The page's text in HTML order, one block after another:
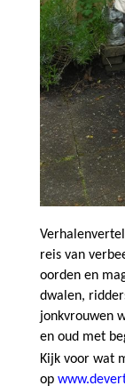
reis van
oorden en
dwalen,
jonkvrouwen
en oud met
Kijk voor wat
op